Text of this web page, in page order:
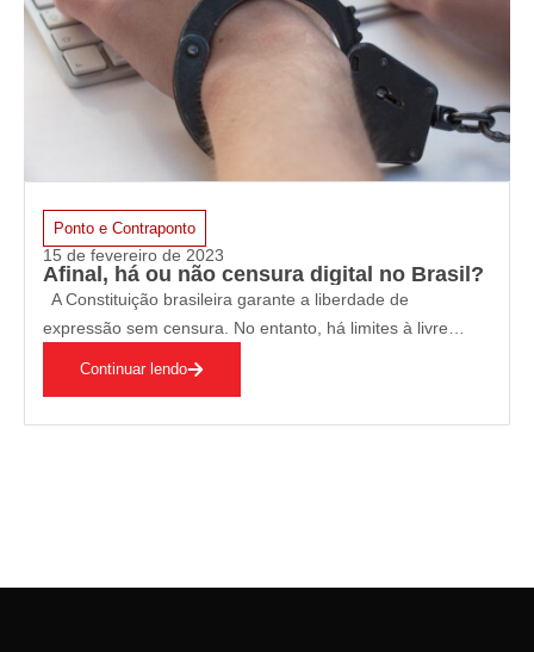
Ponto e Contraponto
15 de fevereiro de 2023
Afinal, há ou não censura digital no Brasil?
A Constituição brasileira garante a liberdade de
expressão sem censura. No entanto, há limites à livre
Continuar lendo